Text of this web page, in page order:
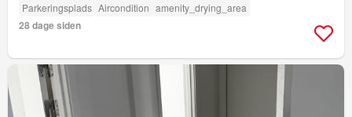
Parkeringsplads Aircondition amenity_drying_area
28 dage siden